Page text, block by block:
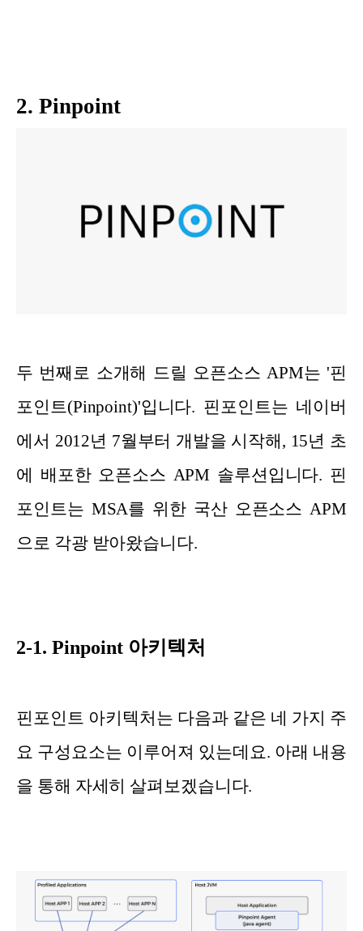
2. Pinpoint
두 번째로 소개해 드릴 오픈소스 APM는 '핀
포인트(Pinpoint)'입니다. 핀포인트는 네이버
에서 2012년 7월부터 개발을 시작해, 15년 초
에 배포한 오픈소스 APM 솔루션입니다. 핀
포인트는 MSA를 위한 국산 오픈소스 APM
으로 각광 받아왔습니다.
2-1. Pinpoint 아키텍처
핀포인트 아키텍처는 다음과 같은 네 가지 주
요 구성요소는 이루어져 있는데요. 아래 내용
을 통해 자세히 살펴보겠습니다.